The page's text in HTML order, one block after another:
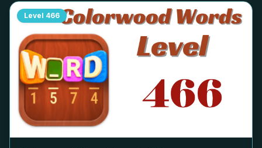
Level 466